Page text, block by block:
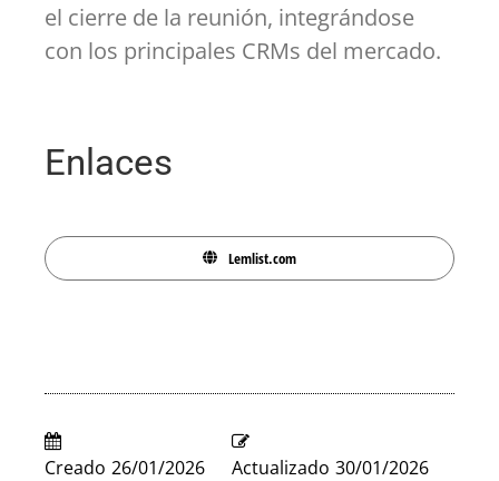
el cierre de la reunión, integrándose
con los principales CRMs del mercado.
Enlaces
Lemlist.com
Creado 26/01/2026 Actualizado 30/01/2026